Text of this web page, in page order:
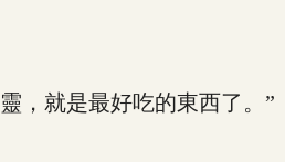
，就是最好吃的東西了。”